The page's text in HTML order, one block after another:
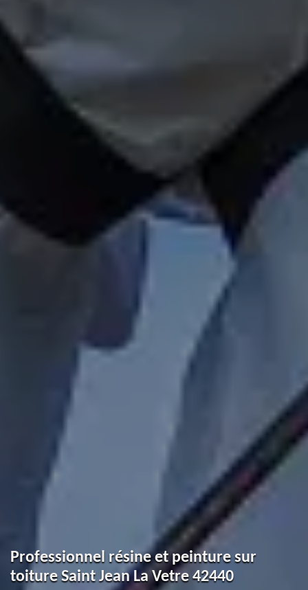
Professionnel résine et peinture sur
toiture Saint Jean La Vetre 42440